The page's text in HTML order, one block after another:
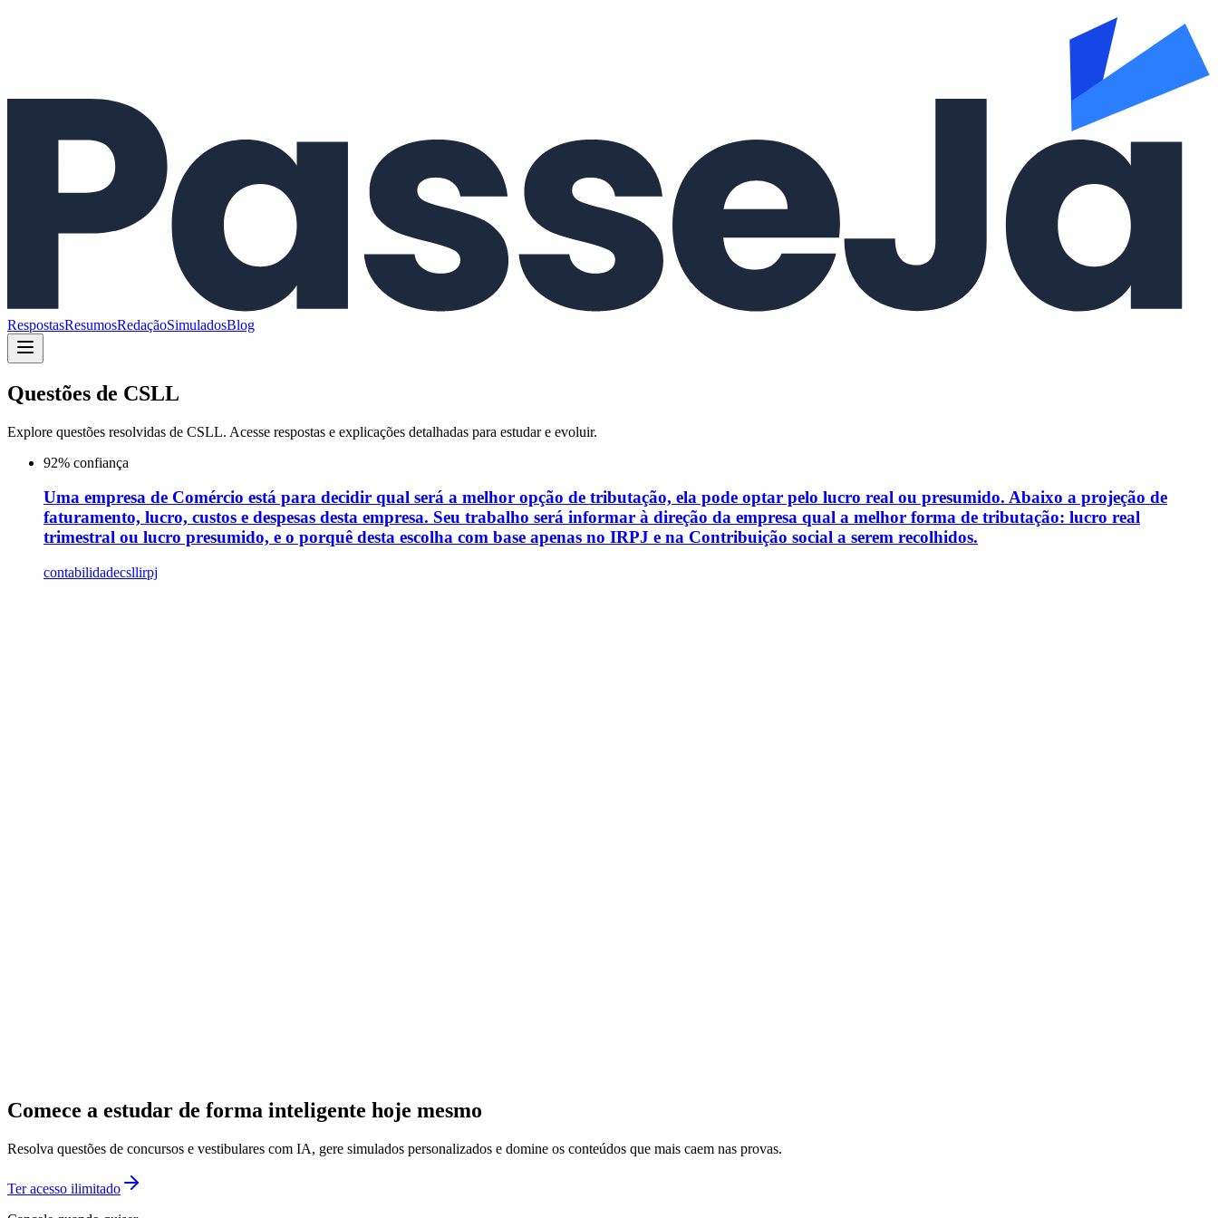
RespostasResumosRedaçãoSimuladosBlog
Questões de CSLL
Explore questões resolvidas de CSLL. Acesse respostas e explicações detalhadas para estudar e evoluir.
92% confiança
Uma empresa de Comércio está para decidir qual será a melhor opção de tributação, ela pode optar pelo lucro real ou presumido. Abaixo a projeção de
faturamento, lucro, custos e despesas desta empresa. Seu trabalho será informar à direção da empresa qual a melhor forma de tributação: lucro real
trimestral ou lucro presumido, e o porquê desta escolha com base apenas no IRPJ e na Contribuição social a serem recolhidos.
contabilidadecsllirpj
Comece a estudar de forma inteligente hoje mesmo
Resolva questões de concursos e vestibulares com IA, gere simulados personalizados e domine os conteúdos que mais caem nas provas.
Ter acesso ilimitado